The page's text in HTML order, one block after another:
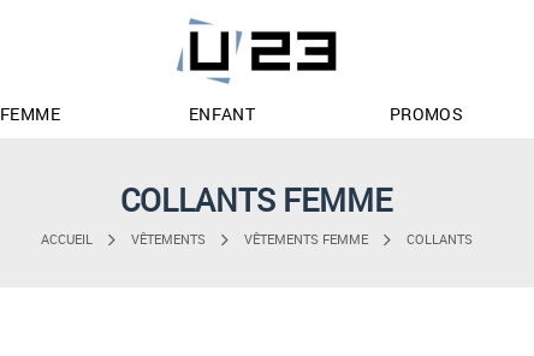
FEMME ENFANT PROMOS
COLLANTS FEMME
ACCUEIL VÊTEMENTS VÊTEMENTS FEMME COLLANTS